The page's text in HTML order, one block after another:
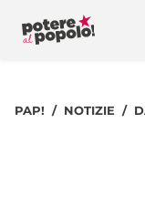
PAP! NOTIZIE